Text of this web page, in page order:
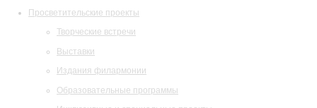
Просветительские проекты
Творческие встречи
Выставки
Издания филармонии
Образовательные программы